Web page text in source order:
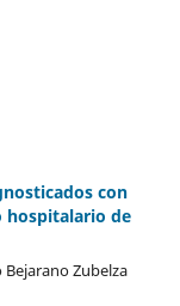
con
hospitalario de
Zubelza